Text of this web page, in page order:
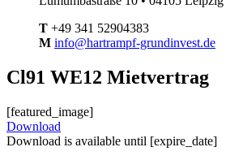
T +49 341 52904383
M info@hartrampf-grundinvest.de
Cl91 WE12 Mietvertrag
[featured_image]
Download
Download is available until [expire_date]